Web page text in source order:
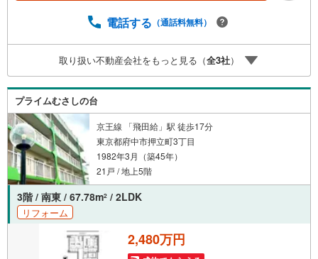
客様からのお言葉に感謝してこれからも楽しく素敵なお家
らまずは、お気軽に東宝ハウス溝の口に相談してみません
か？何も決まっていなくて大丈夫！まずはお客様の夢をお
聞かせ下さい！未来の「不安」を「安心」に変える「未来
カレンダー」もご来店時に好評です。スタッフ一同いつで
もお客様のお問合せをお待ちしております。
電話する （通話料無料）
取り扱い不動産会社をもっと見る（全3社）
プライムむさしの台
京王線 「飛田給」駅 徒歩17分
東京都府中市押立町3丁目
1982年3月（築45年）
21戸 / 地上5階
3階 / 南東 / 67.78m2 / 2LDK
リフォーム
2,480万円